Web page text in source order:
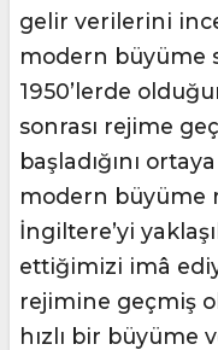
gelir verilerini
modern büyüme
1950’lerde
sonrası rejime
başladığını
modern büyüme
İngiltere’yi
ettiğimizi imâ
rejimine geçmiş
hızlı bir büyüme